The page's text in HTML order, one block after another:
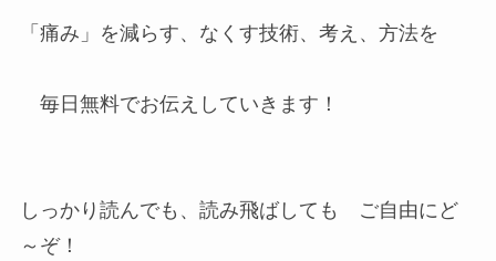
「痛み」を減らす、なくす技術、考え、方法を
毎日無料でお伝えしていきます！
しっかり読んでも、読み飛ばしても ご自由にど
～ぞ！